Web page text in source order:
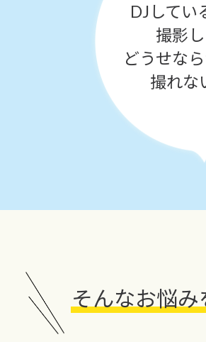
DJしてい
撮影し
どうせな
撮れな
そんなお悩み